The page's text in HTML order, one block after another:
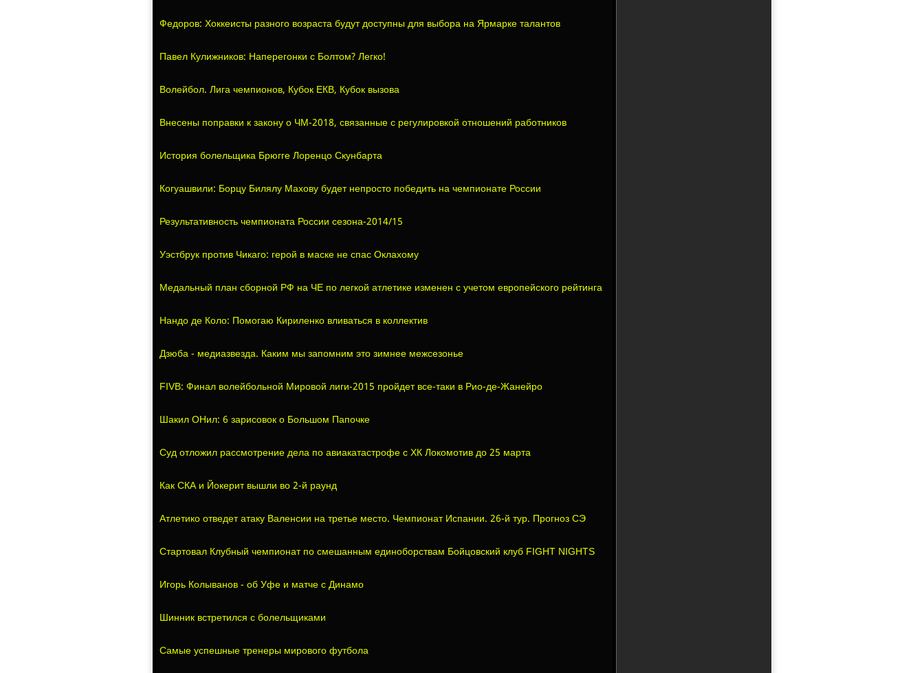
Федоров: Хоккеисты разного возраста будут доступны для выбора на Ярмарке талантов
Павел Кулижников: Наперегонки с Болтом? Легко!
Волейбол. Лига чемпионов, Кубок ЕКВ, Кубок вызова
Внесены поправки к закону о ЧМ-2018, связанные с регулировкой отношений работников
История болельщика Брюгге Лоренцо Скунбарта
Когуашвили: Борцу Билялу Махову будет непросто победить на чемпионате России
Результативность чемпионата России сезона-2014/15
Уэстбрук против Чикаго: герой в маске не спас Оклахому
Медальный план сборной РФ на ЧЕ по легкой атлетике изменен с учетом европейского рейтинга
Нандо де Коло: Помогаю Кириленко вливаться в коллектив
Дзюба - медиазвезда. Каким мы запомним это зимнее межсезонье
FIVB: Финал волейбольной Мировой лиги-2015 пройдет все-таки в Рио-де-Жанейро
Шакил ОНил: 6 зарисовок о Большом Папочке
Суд отложил рассмотрение дела по авиакатастрофе с ХК Локомотив до 25 марта
Как СКА и Йокерит вышли во 2-й раунд
Атлетико отведет атаку Валенсии на третье место. Чемпионат Испании. 26-й тур. Прогноз СЭ
Стартовал Клубный чемпионат по смешанным единоборствам Бойцовский клуб FIGHT NIGHTS
Игорь Колыванов - об Уфе и матче с Динамо
Шинник встретился с болельщиками
Самые успешные тренеры мирового футбола